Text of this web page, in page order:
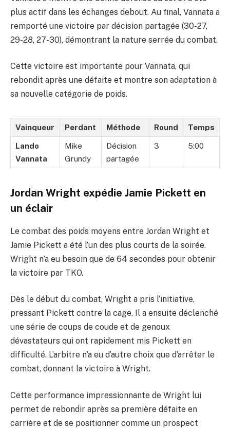
plus actif dans les échanges debout. Au final, Vannata a
remporté une victoire par décision partagée (30-27,
29-28, 27-30), démontrant la nature serrée du combat.
Cette victoire est importante pour Vannata, qui
rebondit après une défaite et montre son adaptation à
sa nouvelle catégorie de poids.
Vainqueur Perdant Méthode Round Temps
Lando
Vannata
Mike
Grundy
Décision
partagée
3 5:00
Jordan Wright expédie Jamie Pickett en
un éclair
Le combat des poids moyens entre Jordan Wright et
Jamie Pickett a été l’un des plus courts de la soirée.
Wright n’a eu besoin que de 64 secondes pour obtenir
la victoire par TKO.
Dès le début du combat, Wright a pris l’initiative,
pressant Pickett contre la cage. Il a ensuite déclenché
une série de coups de coude et de genoux
dévastateurs qui ont rapidement mis Pickett en
difficulté. L’arbitre n’a eu d’autre choix que d’arrêter le
combat, donnant la victoire à Wright.
Cette performance impressionnante de Wright lui
permet de rebondir après sa première défaite en
carrière et de se positionner comme un prospect